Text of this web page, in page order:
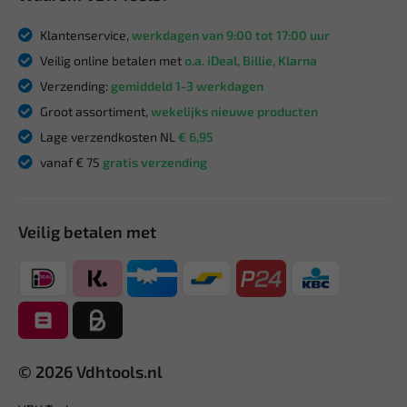
Klantenservice, werkdagen van 9:00 tot 17:00 uur
Veilig online betalen meto.a. iDeal, Billie, Klarna
Verzending: gemiddeld 1-3 werkdagen
Groot assortiment, wekelijks nieuwe producten
Lage verzendkosten NL € 6,95
vanaf € 75 gratis verzending
Veilig betalen met
© 2026 Vdhtools.nl